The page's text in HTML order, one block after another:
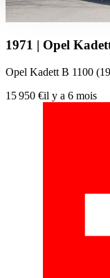
haben oder die sie
gesammelt haben.
1971 | Opel
Opel Kadett B 1100
15 950 €il y a 6 mois